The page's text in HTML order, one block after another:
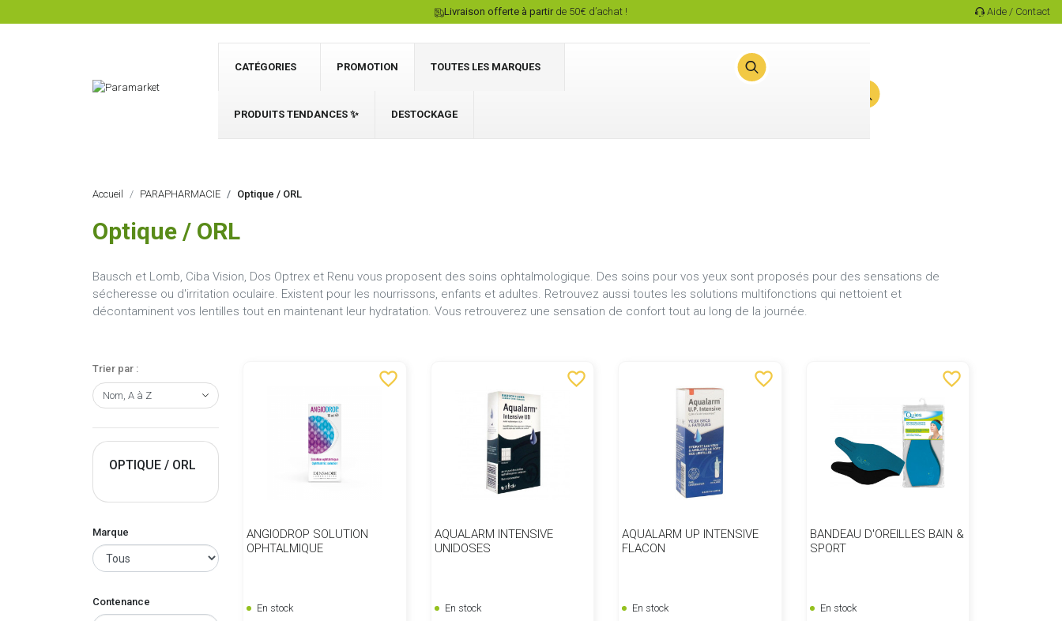
Livraison offerte à partirde 50€ d’achat ! Aide / Contact
CATÉGORIES PROMOTION TOUTES LES MARQUES
PRODUITS TENDANCES ✨ DESTOCKAGE
Accueil PARAPHARMACIE Optique / ORL
Optique / ORL
Bausch et Lomb, Ciba Vision, Dos Optrex et Renu vous proposent des soins ophtalmologique. Des soins pour vos yeux sont proposés pour des sensations de
sécheresse ou d'irritation oculaire. Existent pour les nourrissons, enfants et adultes. Retrouvez aussi toutes les solutions multifonctions qui nettoient et
décontaminent vos lentilles tout en maintenant leur hydratation. Vous retrouverez une sensation de confort tout au long de la journée.
Trier par :
OPTIQUE / ORL
Marque
Contenance
favorite_border
ANGIODROP SOLUTION
OPHTALMIQUE
En stock
favorite_border
AQUALARM INTENSIVE
UNIDOSES
En stock
favorite_border
AQUALARM UP INTENSIVE
FLACON
En stock
favorite_border
BANDEAU D'OREILLES BAIN &
SPORT
En stock